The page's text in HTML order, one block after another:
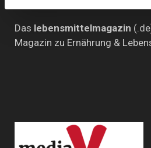
Das lebensmittelmagazin
Magazin zu Ernährung &